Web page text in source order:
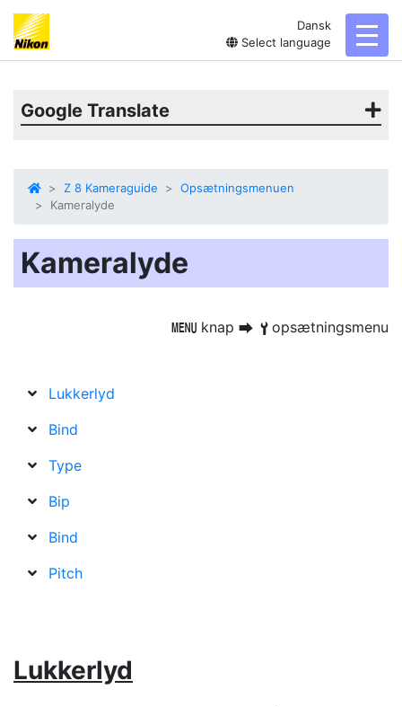
Dansk
Select language
Google Translate
Z 8 Kameraguide
Opsætningsmenuen
Kameralyde
Kameralyde
G knap U B opsætningsmenu
Lukkerlyd
Bind
Type
Bip
Bind
Pitch
Lukkerlyd